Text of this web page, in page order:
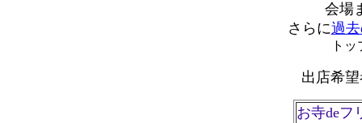
会場
さらに過
ト
出店希
お寺de